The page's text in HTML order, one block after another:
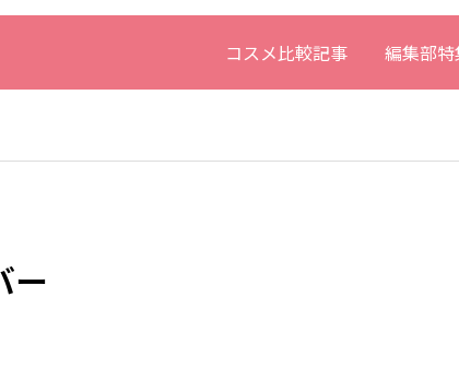
コスメ比較記事 編集部
ー